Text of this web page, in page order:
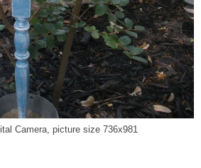
Camera, picture size 736x981